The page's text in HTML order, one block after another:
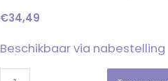
€34,49
Beschikbaar via nabestelling